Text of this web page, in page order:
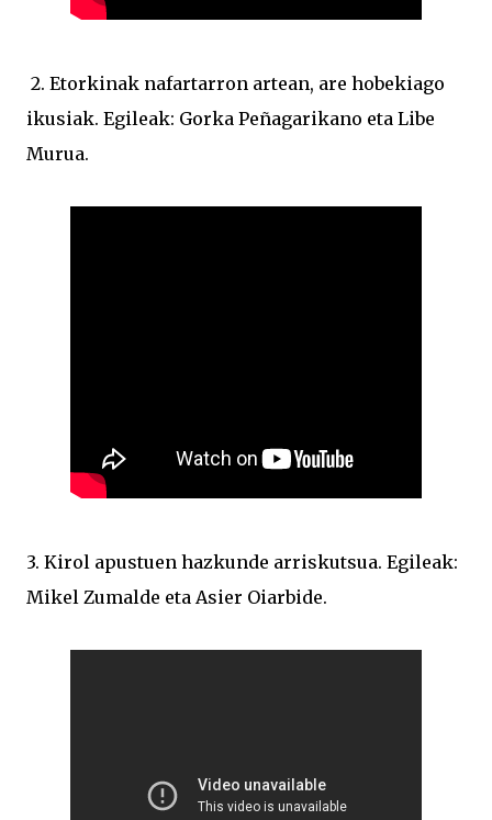
2. Etorkinak nafartarron artean, are hobekiago
ikusiak. Egileak: Gorka Peñagarikano eta Libe
Murua.
3. Kirol apustuen hazkunde arriskutsua. Egileak:
Mikel Zumalde eta Asier Oiarbide.